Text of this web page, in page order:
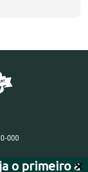
o primeiro a
000